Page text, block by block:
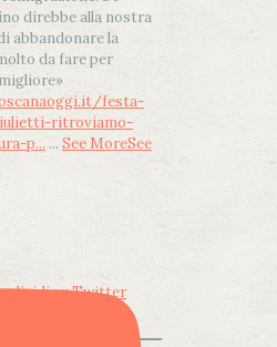
direbbe alla nostra
abbandonare la
da fare per
festa-
ritroviamo-
p... ... See MoreSee
su Twitter